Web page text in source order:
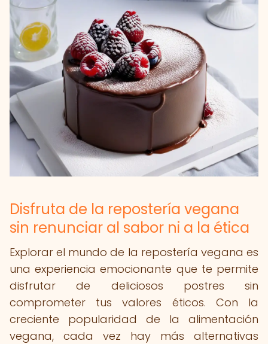
Disfruta de la repostería vegana
sin renunciar al sabor ni a la ética
Explorar el mundo de la repostería vegana es
una experiencia emocionante que te permite
disfrutar de deliciosos postres sin
comprometer tus valores éticos. Con la
creciente popularidad de la alimentación
vegana, cada vez hay más alternativas